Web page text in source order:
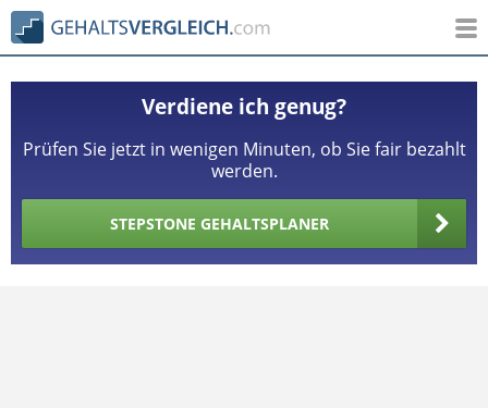
Verdiene ich genug?
Prüfen Sie jetzt in wenigen Minuten, ob Sie fair bezahlt
werden.
STEPSTONE GEHALTSPLANER